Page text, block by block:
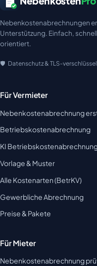
Nebenkostenabrechnungen
Unterstützung. Einfach,
orientiert.
Datenschutz & TLS-
Für Vermieter
Nebenkostenabrechnung
Betriebskostenabrechnung
KI
Vorlage & Muster
Alle Kostenarten (BetrKV)
Gewerbliche Abrechnung
Preise & Pakete
Für Mieter
Nebenkostenabrechnung